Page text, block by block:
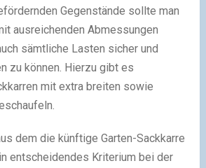
Gegenstände sollte man
ausreichenden Abmessungen
sämtliche Lasten sicher und
zu können. Hierzu gibt es
mit extra breiten sowie
dem die künftige Garten-Sackkarre
entscheidendes Kriterium bei der